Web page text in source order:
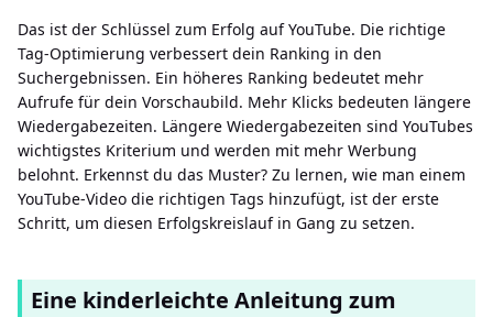
Das ist der Schlüssel zum Erfolg auf YouTube. Die richtige
Tag-Optimierung verbessert dein Ranking in den
Suchergebnissen. Ein höheres Ranking bedeutet mehr
Aufrufe für dein Vorschaubild. Mehr Klicks bedeuten längere
Wiedergabezeiten. Längere Wiedergabezeiten sind YouTubes
wichtigstes Kriterium und werden mit mehr Werbung
belohnt. Erkennst du das Muster? Zu lernen, wie man einem
YouTube-Video die richtigen Tags hinzufügt, ist der erste
Schritt, um diesen Erfolgskreislauf in Gang zu setzen.
Eine kinderleichte Anleitung zum